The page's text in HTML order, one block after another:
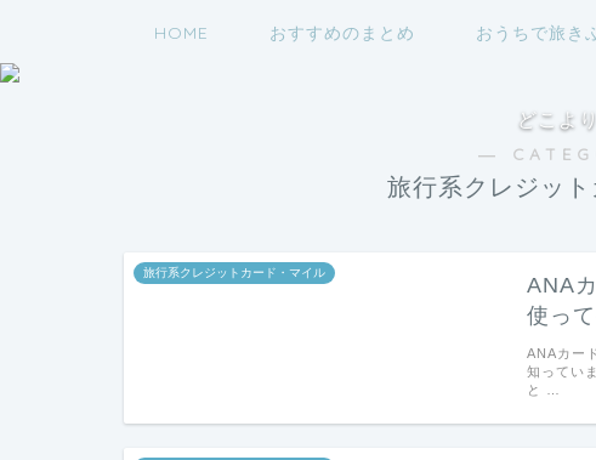
HOME おすすめのまとめ おうちで旅き
どこよ
―
旅行系クレジッ
旅行系クレジットカード・マイル
ANA
使っ
ANAカー
知ってい
と …